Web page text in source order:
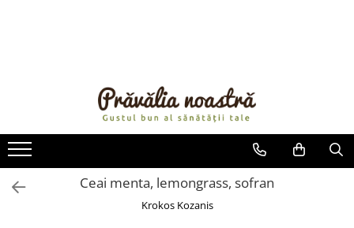
ULEIURI ȘI UNTURI
MĂSLINE
NUCI ȘI SEMINȚE
FRUCTE DESHIDRATATE
Ceai menta, lemongrass, sofran
Krokos Kozanis